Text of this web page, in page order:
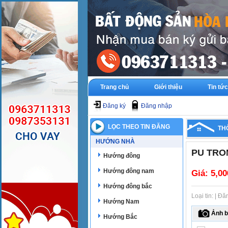
Trang chủ Giới thiệu Tin tức
Đăng ký Đăng nhập
LỌC THEO TIN ĐĂNG
HƯỚNG NHÀ
Hướng đông
Hướng đông nam
Hướng đông bắc
Hướng Nam
Hướng Bắc
PU
Giá:
Loại tin: |
Ảnh